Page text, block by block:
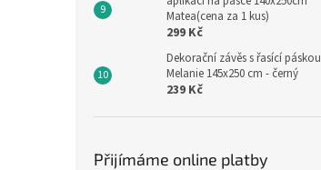
Matea(cena za 1 kus)
299 Kč
Dekorační závěs s řasící páskou
Melanie 145x250 cm - černý
239 Kč
Přijímáme online platby